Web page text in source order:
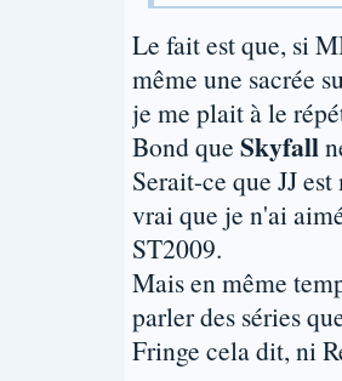
Le fait est que, si
même une sacrée
je me plait à le
Bond que Skyfall
Serait-ce que JJ
vrai que je n'ai
ST2009.
Mais en même
parler des séries
Fringe cela dit, ni